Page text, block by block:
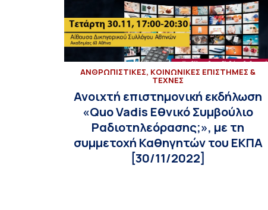
ΑΝΘΡΩΠΙΣΤΙΚΕΣ, ΚΟΙΝΩΝΙΚΕΣ ΕΠΙΣΤΗΜΕΣ &
ΤΕΧΝΕΣ
Ανοιχτή επιστημονική εκδήλωση
«Quo Vadis Εθνικό Συμβούλιο
Ραδιοτηλεόρασης;», με τη
συμμετοχή Καθηγητών του ΕΚΠΑ
[30/11/2022]